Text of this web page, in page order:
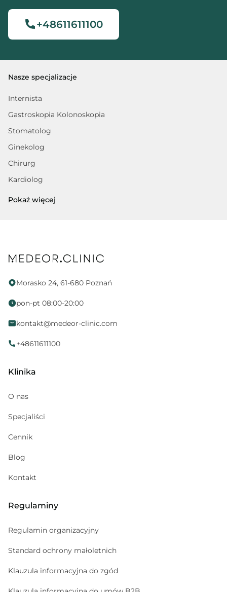
+48611611100
Nasze specjalizacje
Internista
Gastroskopia Kolonoskopia
Stomatolog
Ginekolog
Chirurg
Kardiolog
Trycholog
Proktolog
Fizjoterapia uroginekologiczna
Ortopeda
Położna
Neurologopeda
Medycyna sportowa
Pediatria
Gabinet zabiegowy
Psychoterapeuta
Pokaż więcej
Morasko 24, 61-680 Poznań
pon-pt 08:00-20:00
kontakt@medeor-clinic.com
+48611611100
Klinika
O nas
Specjaliści
Cennik
Blog
Kontakt
Regulaminy
Regulamin organizacyjny
Standard ochrony małoletnich
Klauzula informacyjna do zgód